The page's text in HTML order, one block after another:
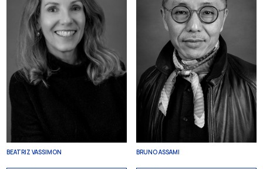
BEATRIZ VASSIMON BRUNO ASSAMI